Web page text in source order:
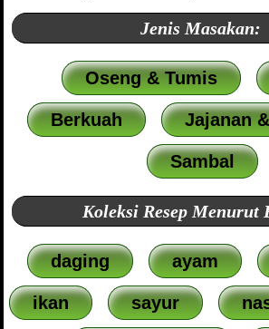
Jenis Masakan:
Oseng & Tumis
Berkuah Jajanan
Sambal
Koleksi Resep Menurut
daging ayam
ikan sayur